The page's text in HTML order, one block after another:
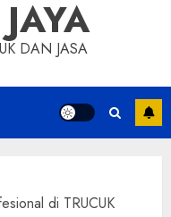
DAN JASA
di TRUCUK